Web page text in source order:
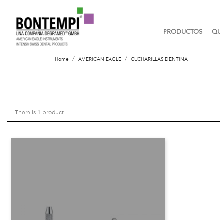
PRODUCTOS
Home AMERICAN EAGLE CUCHARILLAS DENTINA
There is 1 product.